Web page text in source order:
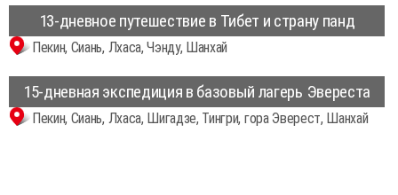
13-дневное путешествие в Тибет и страну панд
Пекин, Сиань, Лхаса, Чэнду, Шанхай
15-дневная экспедиция в базовый лагерь Эвереста
Пекин, Сиань, Лхаса, Шигадзе, Тингри, гора Эверест, Шанхай